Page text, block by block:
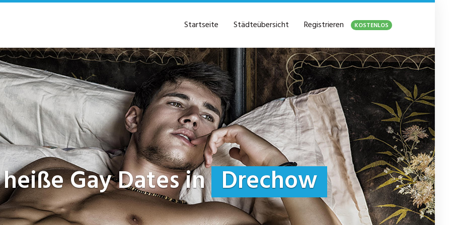
Startseite Städteübersicht Registrieren KOSTENLOS
Gay Dates in Drechow